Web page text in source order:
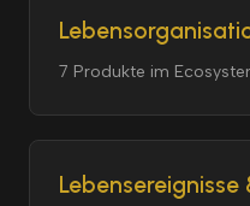
7 Produkte im